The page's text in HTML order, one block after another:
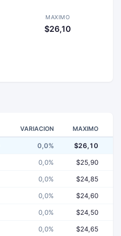
MAXIMO
$26,10
VARIACION MAXIMO
0,0% $26,10
0,0% $25,90
0,0% $24,85
0,0% $24,60
0,0% $24,50
0,0% $24,65